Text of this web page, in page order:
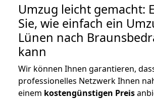
Umzug leicht gemacht:
Sie, wie einfach ein
Lünen nach
kann
Wir können Ihnen garantieren,
professionelles Netzwerk Ihnen
einem kostengünstigen Preis